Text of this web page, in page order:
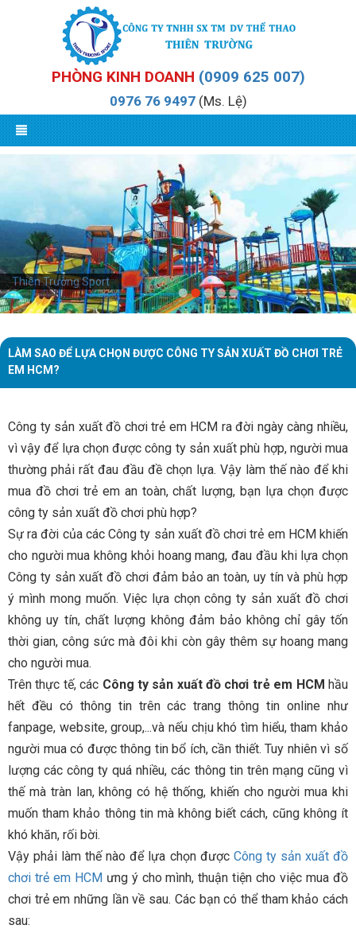
PHÒNG KINH DOANH (0909 625 007)
0976 76 9497(Ms. Lệ)
Thiên Trường Sport
LÀM SAO ĐỂ LỰA CHỌN ĐƯỢC CÔNG TY SẢN XUẤT ĐỒ CHƠI TRẺ
EM HCM?
Công ty sản xuất đồ chơi trẻ em HCM ra đời ngày càng nhiều,
vì vậy để lựa chọn được công ty sản xuất phù hợp, người mua
thường phải rất đau đầu đề chọn lựa. Vậy làm thế nào để khi
mua đồ chơi trẻ em an toàn, chất lượng, bạn lựa chọn được
công ty sản xuất đồ chơi phù hợp?
Sự ra đời của các Công ty sản xuất đồ chơi trẻ em HCM khiến
cho người mua không khỏi hoang mang, đau đầu khi lựa chọn
Công ty sản xuất đồ chơi đảm bảo an toàn, uy tín và phù hợp
ý mình mong muốn. Việc lựa chọn công ty sản xuất đồ chơi
không uy tín, chất lượng không đảm bảo không chỉ gây tốn
thời gian, công sức mà đôi khi còn gây thêm sự hoang mang
cho người mua.
Trên thực tế, các Công ty sản xuất đồ chơi trẻ em HCM hầu
hết đều có thông tin trên các trang thông tin online như
fanpage, website, group,...và nếu chịu khó tìm hiểu, tham khảo
người mua có được thông tin bổ ích, cần thiết. Tuy nhiên vì số
lượng các công ty quá nhiều, các thông tin trên mạng cũng vì
thế mà tràn lan, không có hệ thống, khiến cho người mua khi
muốn tham khảo thông tin mà không biết cách, cũng không ít
khó khăn, rối bời.
Vậy phải làm thế nào để lựa chọn được Công ty sản xuất đồ
chơi trẻ em HCMưng ý cho mình, thuận tiện cho việc mua đồ
chơi trẻ em những lần về sau. Các bạn có thể tham khảo cách
sau: